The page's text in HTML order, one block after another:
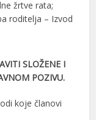
žrtve rata;
roditelja – Izvod
SLOŽENE I
POZIVU.
koje članovi